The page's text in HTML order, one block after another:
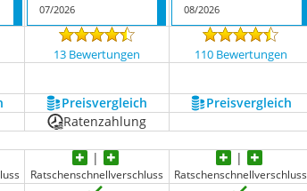
07/2026
08/2026
13 Bewertungen 110 Bewertungen
Preis­vergleich Preis­vergleich
Ratenzahlung
Ratschenschnellverschluss Ratschenschnellverschluss